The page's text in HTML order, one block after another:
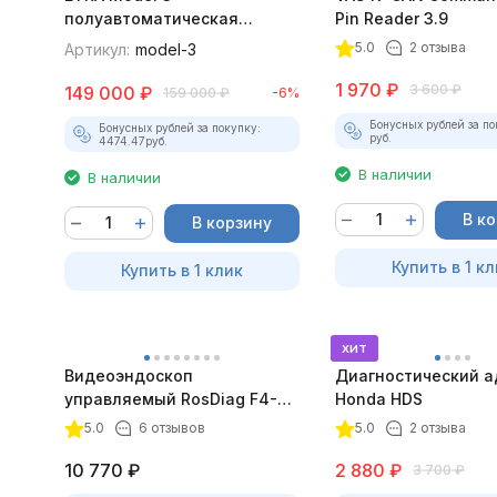
полуавтоматическая
станция для
автокондиционеров
Артикул: model-3
149 000 ₽ 159 000 ₽ -6%
Бонусных рублей за покупку:
4474.47руб.
В наличии
В корзину
Купить в 1 клик
Pin Reader 3.9
5.0 2 отзыва
1 970 ₽ 3 600 ₽
Бонусных рублей за
руб.
В наличии
В
Купить в 1
Видеоэндоскоп
управляемый RosDiag F4-A
(8.5 мм, 1280P, зонд 1 метр)
5.0 6 отзывов
10 770 ₽
хит
Диагностический
Honda HDS
5.0 2 отзыва
2 880 ₽ 3 700 ₽